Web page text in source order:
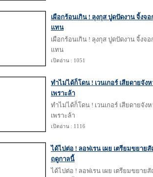
เผือกร้อนเกิน ! ลุงกุส ปูดปัดงาน จิ้งจ
แทน
เผือกร้อนเกิน ! ลุงกุส ปูดปัดงาน จิ้งจ
แทน
เปิดอ่าน : 1051
ทำไม่ได้ก็โดน ! เวนเกอร์ เสียดายจัง
เพราะล้า
ทำไม่ได้ก็โดน ! เวนเกอร์ เสียดายจัง
เพราะล้า
เปิดอ่าน : 1116
ได้ไปต่อ ! ลอฟเรน เผย เตรียมขยา
ฤดูกาลนี้
ได้ไปต่อ ! ลอฟเรน เผย เตรียมขยา